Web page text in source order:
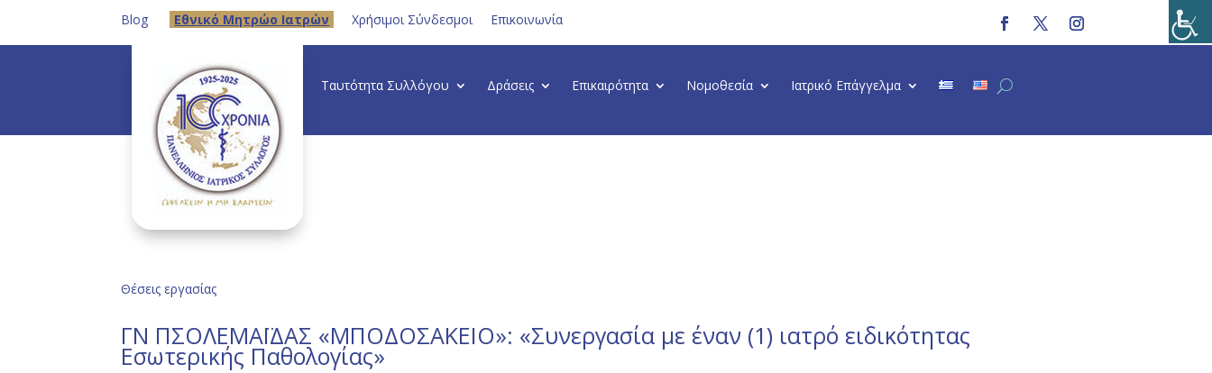
Blog Eθνικό Μητρώο Ιατρών Χρήσιμοι Σύνδεσμοι Επικοινωνία
Ταυτότητα Συλλόγου Δράσεις Επικαιρότητα Νομοθεσία Ιατρικό Επάγγελμα
Θέσεις εργασίας
ΓΝ ΠΣΟΛΕΜΑΪΔΑΣ «ΜΠΟΔΟΣΑΚΕΙΟ»: «Συνεργασία με έναν (1) ιατρό ειδικότητας
Εσωτερικής Παθολογίας»